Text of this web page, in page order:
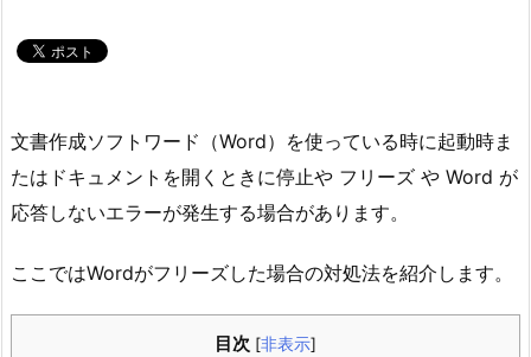
文書作成ソフトワード（Word）を使っている時に起動時ま
たはドキュメントを開くときに停止や フリーズ や Word が
応答しないエラーが発生する場合があります。
ここではWordがフリーズした場合の対処法を紹介します。
目次 [非表示]